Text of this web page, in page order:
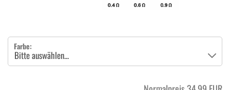
Farbe: